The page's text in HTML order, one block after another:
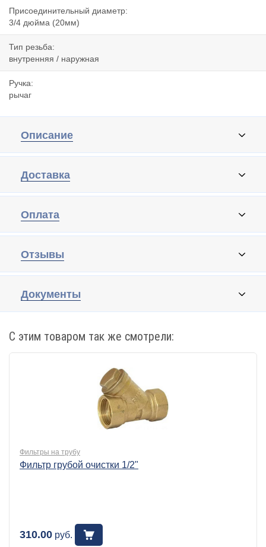
Присоединительный диаметр:
3/4 дюйма (20мм)
Тип резьба:
внутренняя / наружная
Ручка:
рычаг
Описание
Доставка
Оплата
Отзывы
Документы
С этим товаром так же смотрели:
Фильтры на трубу
Фильтр грубой очистки 1/2"
310.00 руб.